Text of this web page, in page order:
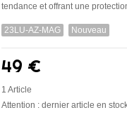
tendance et offrant une
23LU-AZ-MAG Nouveau
49 €
1 Article
Attention : dernier article en